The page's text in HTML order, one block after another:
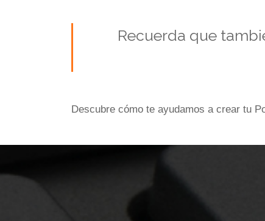
Recuerda que
Descubre cómo te ayudamos a crear tu